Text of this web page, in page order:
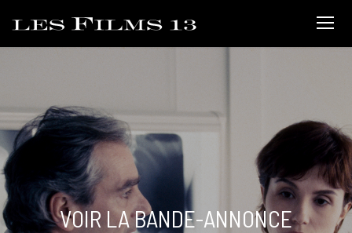
VOIR LA BANDE-ANNONCE